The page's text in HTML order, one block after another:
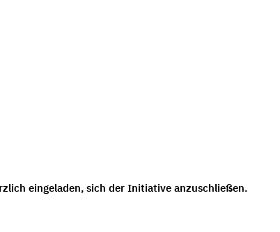
eingeladen, sich der Initiative anzuschließen.